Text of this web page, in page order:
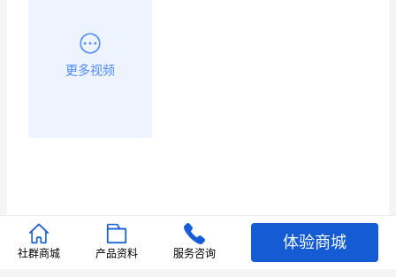
更多视频
推荐文章
社群商城 产品资料 服务咨询
体验商城